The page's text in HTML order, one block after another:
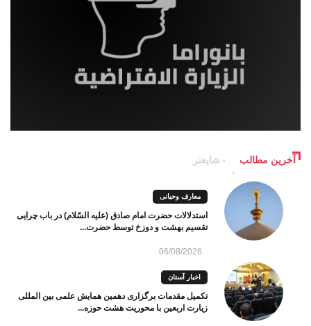
آخرین مطالب شایعتر
معارف وحیانی
استدلالات حضرت امام صادق (علیه السّلام) در باب چرایی
تقسیم بهشت و دوزخ توسط حضرت...
06/08/2026
اخبار آستان
تکمیل مقدمات برگزاری دهمین همایش علمی بین المللی
زیارت اربعین با محوریت هشت حوزه...